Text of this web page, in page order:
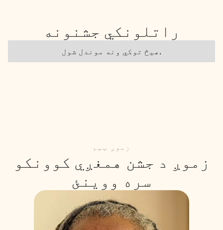
راتلونکي جشنونه
هیڅ توکي ونه موندل شول.
زموږ ټیم
زموږ د جشن همغږي کوونکو
سره ووینئ